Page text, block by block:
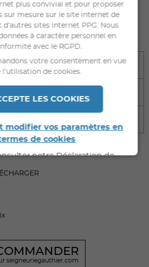
seigneuriegauthier.com
plus convivial et pour proposer
sur mesure sur le site internet de
d’autres sites internet PPG. Nous
à caractère personnel en
avec le RGPD.
votre consentement en vue
l’utilisation de cookies.
LES COOKIES
modifier vos paramètres en
de cookies
notre Déclaration de
pour de plus amples